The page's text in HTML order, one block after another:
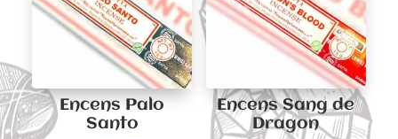
Encens Palo
Santo
Encens Sang de
Dragon